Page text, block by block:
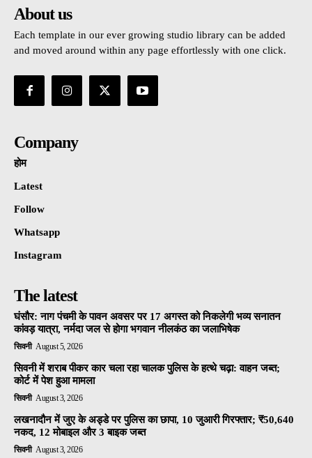
About us
Each template in our ever growing studio library can be added
and moved around within any page effortlessly with one click.
Company
होम
Latest
Follow
Whatsapp
Instagram
The latest
घंसौर: नाग पंचमी के पावन अवसर पर 17 अगस्त को निकलेगी भव्य सनातन
कांवड़ यात्रा, नर्मदा जल से होगा भगवान नीलकंठ का जलाभिषेक
सिवनी August 5, 2026
सिवनी में शराब पीकर कार चला रहा चालक पुलिस के हत्थे चढ़ा: वाहन जब्त;
कोर्ट में पेश हुआ मामला
सिवनी August 3, 2026
लखनादौन में जुए के अड्डे पर पुलिस का छापा, 10 जुआरी गिरफ्तार; ₹50,640
नकद, 12 मोबाइल और 3 बाइक जब्त
सिवनी August 3, 2026